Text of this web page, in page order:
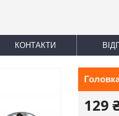
КОНТАКТИ
129